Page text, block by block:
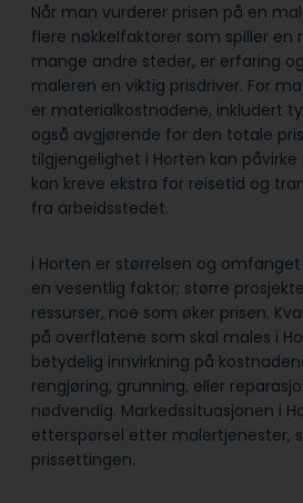
Når man vurderer prisen på en
flere nøkkelfaktorer som spiller en
mange andre steder, er erfaring
maleren en viktig prisdriver. For
er materialkostnadene, inkludert
også avgjørende for den totale
tilgjengelighet i Horten kan
kan kreve ekstra for reisetid og
fra arbeidsstedet.
i Horten er størrelsen og
en vesentlig faktor; større
ressurser, noe som øker prisen.
på overflatene som skal males i
betydelig innvirkning på
rengjøring, grunning, eller
nødvendig. Markedssituasjonen i
etterspørsel etter malertjenester,
prissettingen.